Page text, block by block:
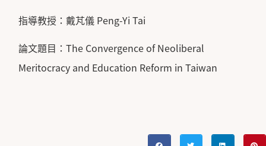
指導教授：戴芃儀 Peng-Yi Tai
論文題目：The Convergence of Neoliberal
Meritocracy and Education Reform in Taiwan